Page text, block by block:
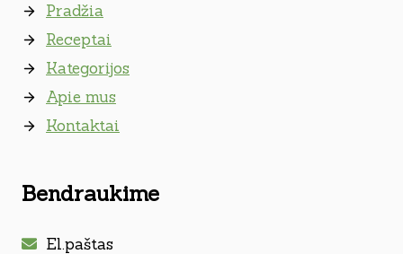
Pradžia
Receptai
Kategorijos
Apie mus
Kontaktai
Bendraukime
El.paštas